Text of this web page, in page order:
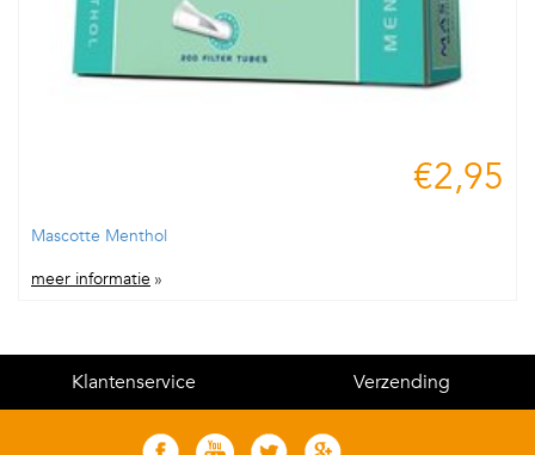
€2,95
Mascotte Menthol
meer informatie »
Klantenservice Verzending